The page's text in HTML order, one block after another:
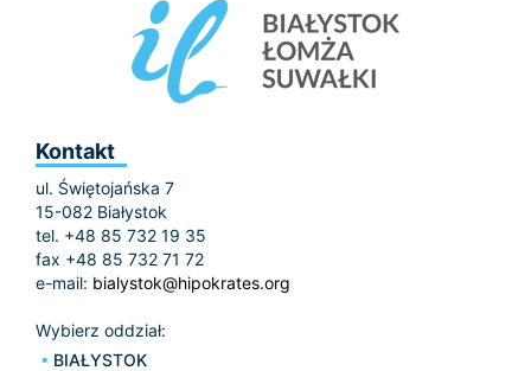
Kontakt
ul. Świętojańska 7
15-082 Białystok
tel. +48 85 732 19 35
fax +48 85 732 71 72
e-mail: bialystok@hipokrates.org
Wybierz oddział:
BIAŁYSTOK